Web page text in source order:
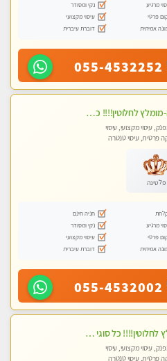
מרגיע
נקי ומסודר
פרטי
עיסוי מקצועי
אמיתית
דוברת עיברית
055-4532252
חיפה-מומלץ לחלוטין!!!! כל סוגי העיסויים מעסה ישראלית מהממת, מקצועית ואיכותית פרטי!!! לא עונה לחסוי- ללא מין !
עיסוי מקצועי, עיסוי
פרטית, עיסוי טנטרה
פלטינה
חניה חינם
מרגיע
נקי ומסודר
פרטי
עיסוי מקצועי
אמיתית
דוברת עיברית
055-4532002
מומלץ לחלוטין!!!! כל סוגי העיסויים מעסה מקצועית ואיכותית פרטי!!!
עיסוי מקצועי, עיסוי
פרטית, עיסוי טנטרה